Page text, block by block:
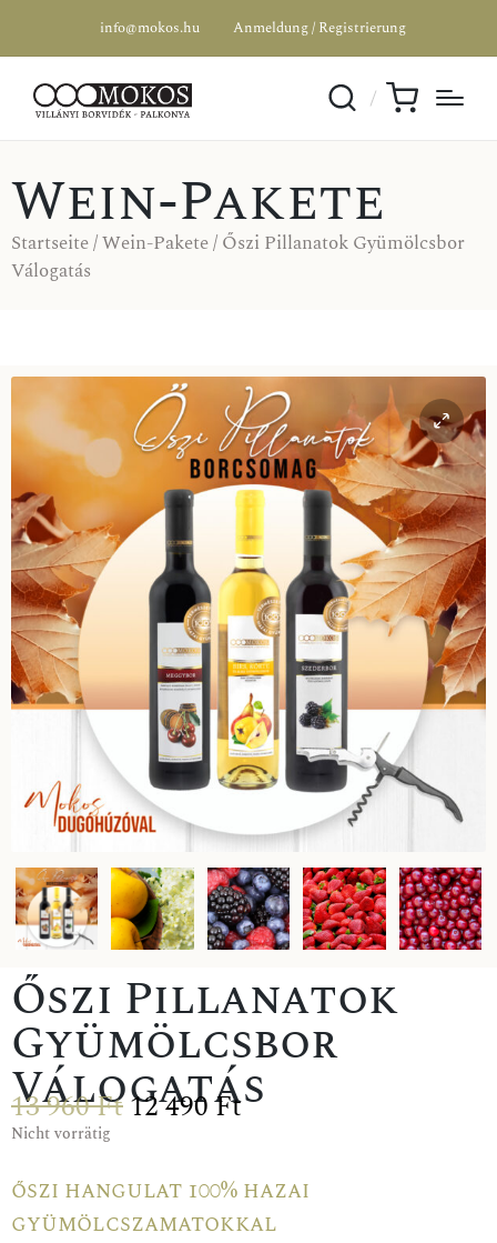
info@mokos.hu Anmeldung / Registrierung
Wein-Pakete
Startseite/Wein-Pakete/ Őszi Pillanatok Gyümölcsbor
Válogatás
Őszi Pillanatok
Gyümölcsbor
Válogatás
13 960Ft12 490Ft
Nicht vorrätig
őszi hangulat 100% hazai
gyümölcszamatokkal